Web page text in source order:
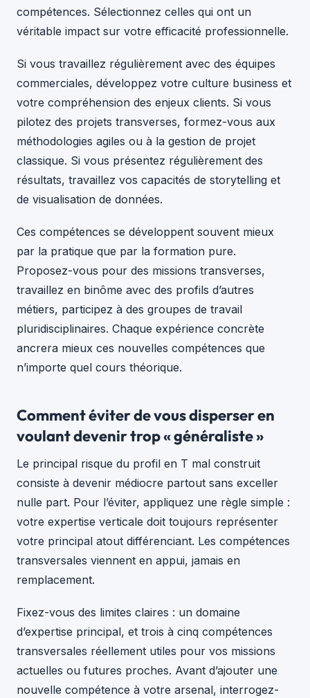
compétences. Sélectionnez celles qui ont un
véritable impact sur votre efficacité professionnelle.
Si vous travaillez régulièrement avec des équipes
commerciales, développez votre culture business et
votre compréhension des enjeux clients. Si vous
pilotez des projets transverses, formez-vous aux
méthodologies agiles ou à la gestion de projet
classique. Si vous présentez régulièrement des
résultats, travaillez vos capacités de storytelling et
de visualisation de données.
Ces compétences se développent souvent mieux
par la pratique que par la formation pure.
Proposez-vous pour des missions transverses,
travaillez en binôme avec des profils d’autres
métiers, participez à des groupes de travail
pluridisciplinaires. Chaque expérience concrète
ancrera mieux ces nouvelles compétences que
n’importe quel cours théorique.
Comment éviter de vous disperser en
voulant devenir trop « généraliste »
Le principal risque du profil en T mal construit
consiste à devenir médiocre partout sans exceller
nulle part. Pour l’éviter, appliquez une règle simple :
votre expertise verticale doit toujours représenter
votre principal atout différenciant. Les compétences
transversales viennent en appui, jamais en
remplacement.
Fixez-vous des limites claires : un domaine
d’expertise principal, et trois à cinq compétences
transversales réellement utiles pour vos missions
actuelles ou futures proches. Avant d’ajouter une
nouvelle compétence à votre arsenal, interrogez-